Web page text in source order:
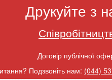
Друкуйте з
Договір публічної
Подзвоніть нам: (044)